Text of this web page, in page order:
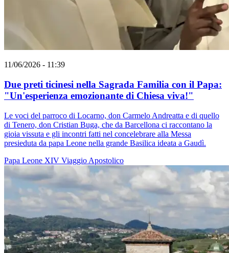
11/06/2026 - 11:39
Due preti ticinesi nella Sagrada Familia con il Papa:
"Un'esperienza emozionante di Chiesa viva!"
Le voci del parroco di Locarno, don Carmelo Andreatta e di quello
di Tenero, don Cristian Buga, che da Barcellona ci raccontano la
gioia vissuta e gli incontri fatti nel concelebrare alla Messa
presieduta da papa Leone nella grande Basilica ideata a Gaudì.
Papa Leone XIV Viaggio Apostolico